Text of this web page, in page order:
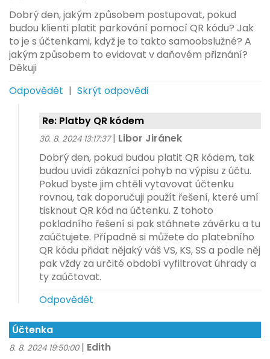
Dobrý den, jakým způsobem postupovat, pokud
budou klienti platit parkování pomocí QR kódu? Jak
to je s účtenkami, když je to takto samoobslužné? A
jakým způsobem to evidovat v daňovém přiznání?
Děkuji
Odpovědět | Skrýt odpovědi
Re: Platby QR kódem
30. 8. 2024 13:17:37 | Libor Jiránek
Dobrý den, pokud budou platit QR kódem, tak
budou uvidí zákazníci pohyb na výpisu z účtu.
Pokud byste jim chtěli vytavovat účtenku
rovnou, tak doporučuji použít řešení, které umí
tisknout QR kód na účtenku. Z tohoto
pokladního řešení si pak stáhnete závěrku a tu
zaúčtujete. Případně si můžete do platebního
QR kódu přidat nějaký váš VS, KS, SS a podle něj
pak vždy za určité období vyfiltrovat úhrady a
ty zaúčtovat.
Odpovědět
Účtenka
8. 8. 2024 19:50:00 | Edith